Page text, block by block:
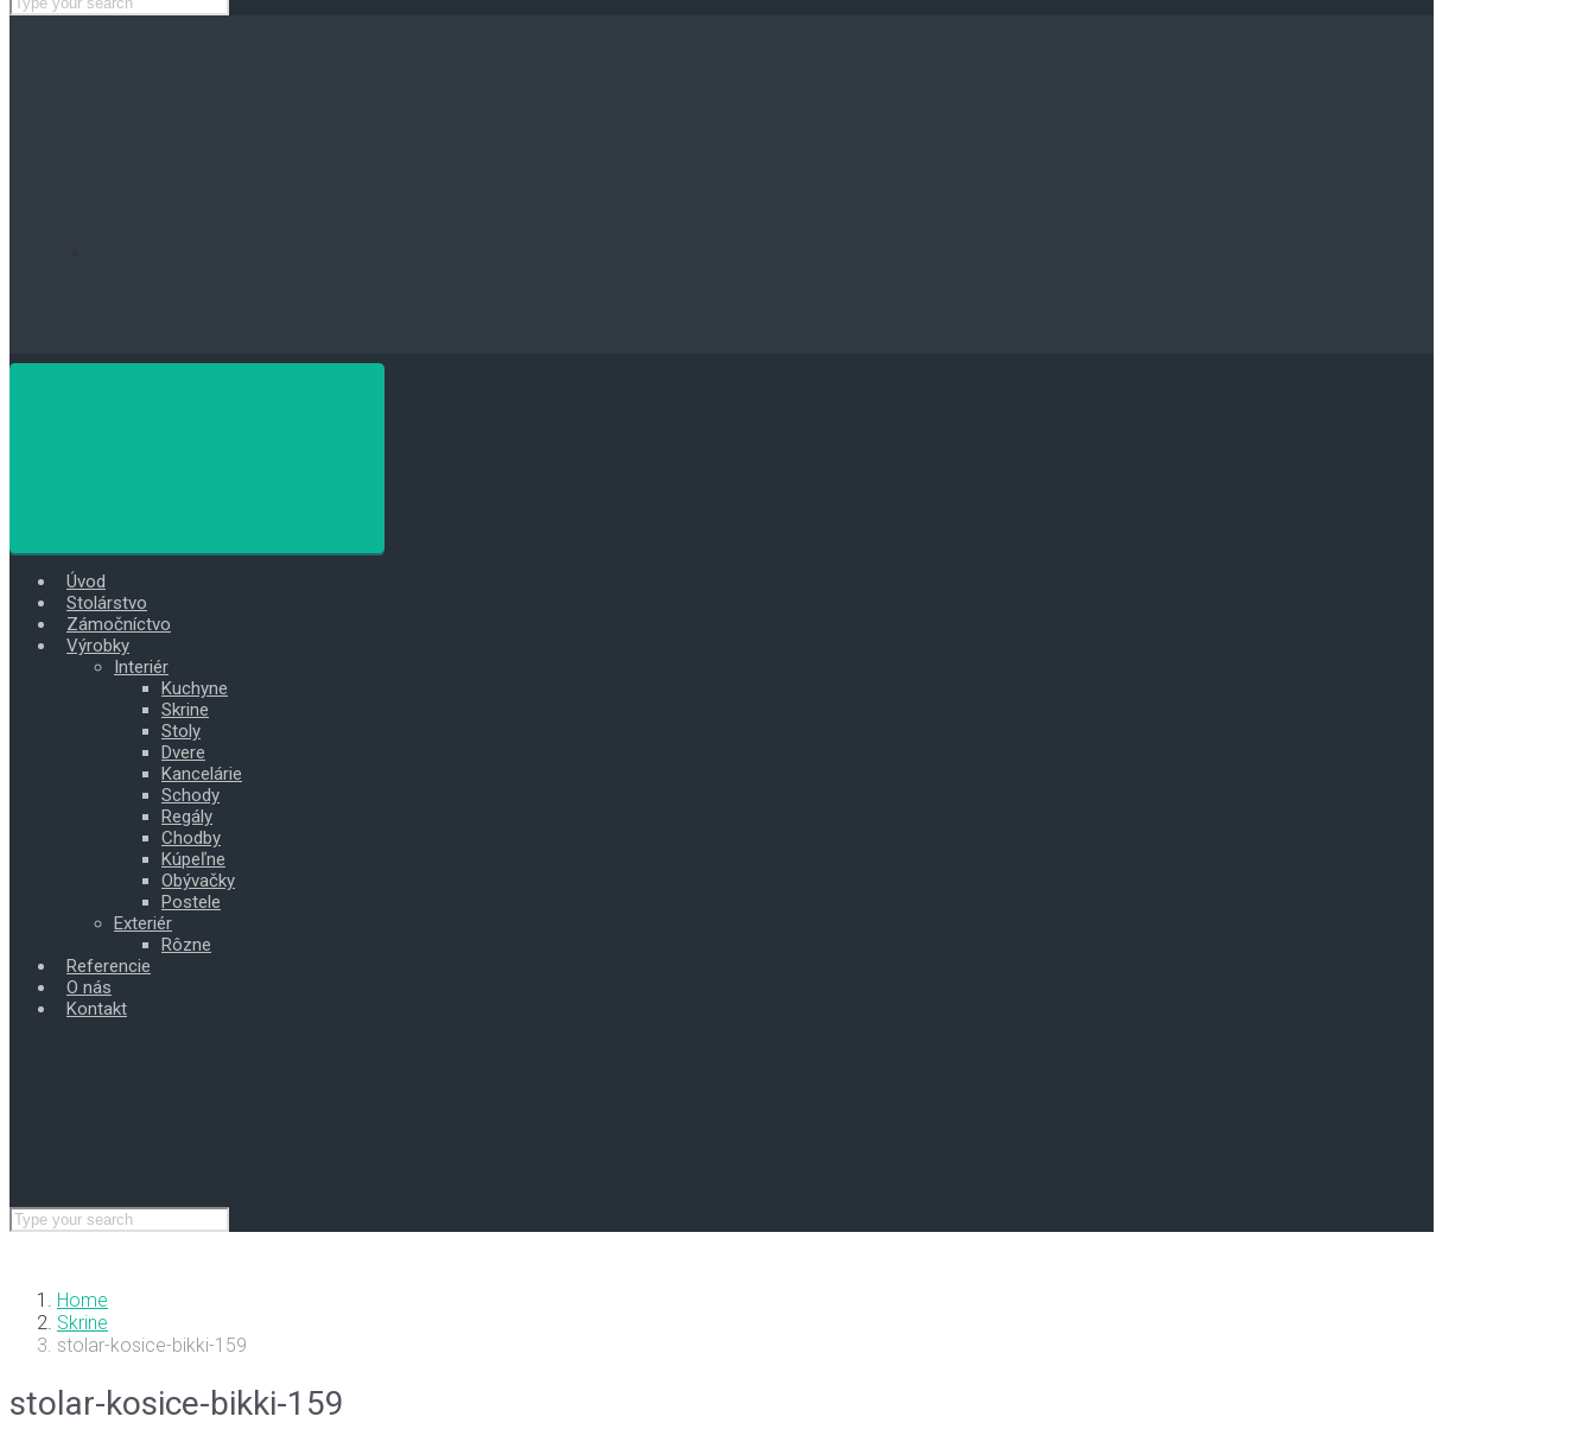
Úvod
Stolárstvo
Zámočníctvo
Výrobky
Interiér
Kuchyne
Skrine
Stoly
Dvere
Kancelárie
Schody
Regály
Chodby
Kúpeľne
Obývačky
Postele
Exteriér
Rôzne
Referencie
O nás
Kontakt
Home
Skrine
stolar-kosice-bikki-159
stolar-kosice-bikki-159